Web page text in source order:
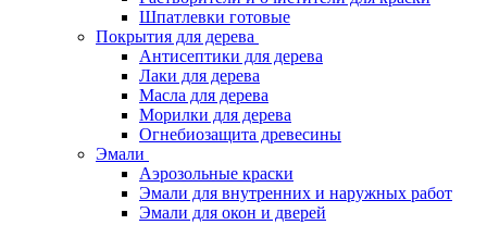
Шпатлевки готовые
Покрытия для дерева
Антисептики для дерева
Лаки для дерева
Масла для дерева
Морилки для дерева
Огнебиозащита древесины
Эмали
Аэрозольные краски
Эмали для внутренних и наружных работ
Эмали для окон и дверей